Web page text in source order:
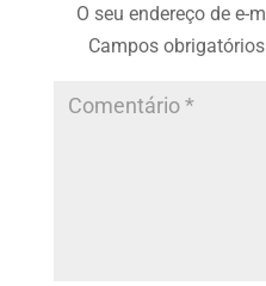
O seu endereço de e-
Campos